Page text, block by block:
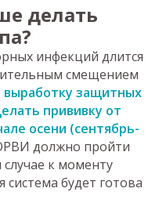
делать
инфекций длится
смещением
выработку защитных
прививку от
осени (сентябрь-
должно пройти
к моменту
будет готова